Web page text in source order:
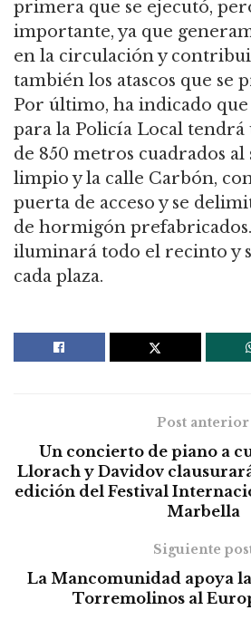
primera que se ejecutó,
importante, ya que
en la circulación y
también los atascos que se
Por último, ha indicado
para la Policía Local tendrá
de 850 metros cuadrados
limpio y la calle Carbón,
puerta de acceso y se
de hormigón prefabricados.
iluminará todo el recinto y
cada plaza.
Post anterior
Un concierto de piano a
Llorach y Davidov
edición del Festival
Marbella
Siguiente
La Mancomunidad apoya
Torremolinos al